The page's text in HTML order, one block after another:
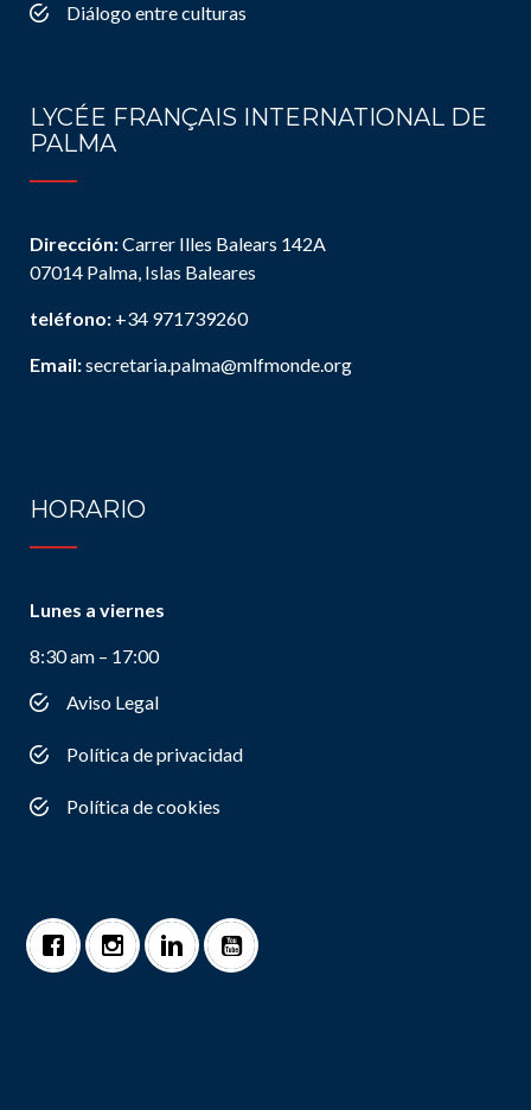
Diálogo entre culturas
LYCÉE FRANÇAIS INTERNATIONAL DE
PALMA
Dirección:Carrer Illes Balears 142A
07014 Palma, Islas Baleares
teléfono: +34 971739260
Email:secretaria.palma@mlfmonde.org
HORARIO
Lunes a viernes
8:30 am – 17:00
Aviso Legal
Política de privacidad
Política de cookies